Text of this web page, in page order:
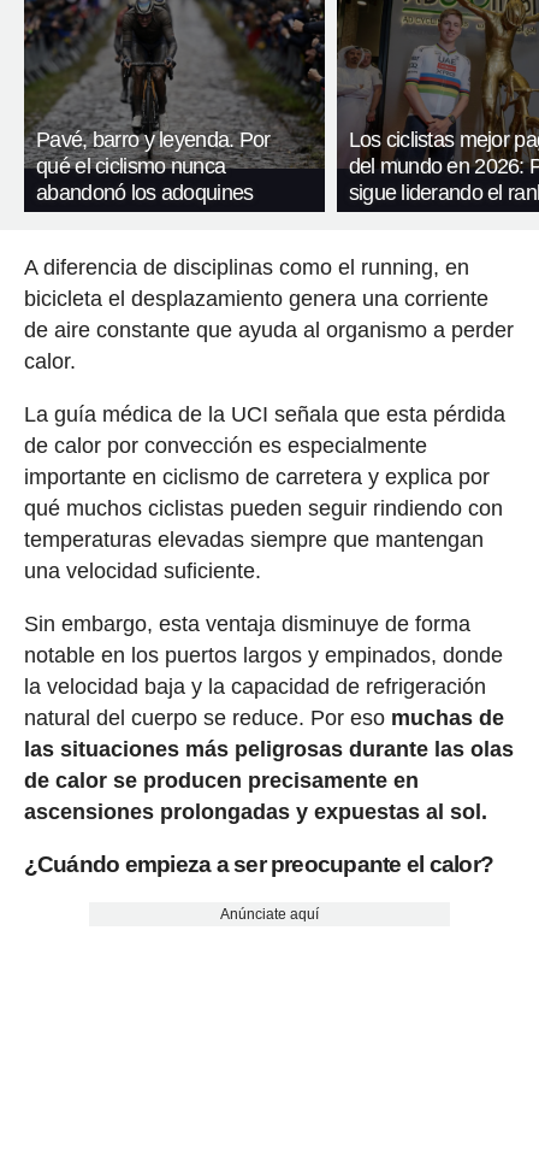
Pavé, barro y leyenda. Por
qué el ciclismo nunca
abandonó los adoquines
Los ciclistas mejor
del mundo en 2026:
sigue liderando el
A diferencia de disciplinas como el running, en
bicicleta el desplazamiento genera una corriente
de aire constante que ayuda al organismo a perder
calor.
La guía médica de la UCI señala que esta pérdida
de calor por convección es especialmente
importante en ciclismo de carretera y explica por
qué muchos ciclistas pueden seguir rindiendo con
temperaturas elevadas siempre que mantengan
una velocidad suficiente.
Sin embargo, esta ventaja disminuye de forma
notable en los puertos largos y empinados, donde
la velocidad baja y la capacidad de refrigeración
natural del cuerpo se reduce. Por esomuchas de
las situaciones más peligrosas durante las olas
de calor se producen precisamente en
ascensiones prolongadas y expuestas al sol.
¿Cuándo empieza a ser preocupante el calor?
Anúnciate aquí